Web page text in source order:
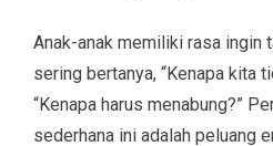
Anak-anak memiliki rasa ingin
sering bertanya, “Kenapa kita
“Kenapa harus menabung?”
sederhana ini adalah peluang